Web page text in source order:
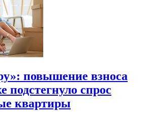
повышение взноса
подстегнуло спрос
квартиры